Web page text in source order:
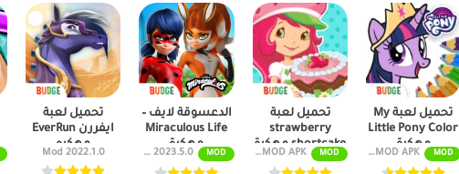
تحميل لعبة My
Little Pony Color
مهكرة
MOD v2024.1.0 MOD APK (مفتوح VIP)
تحميل لعبة
strawberry
shortcake مهكرة
2024
MOD v2023.2.0 MOD APK (مفتوحة كلها مدفوعة)
الدعسوقة لايف –
Miraculous Life
مهكرة
MOD MOD APK 2023.5.0 (أموال غير محدودة، فتح)
تحميل لعبة
ايفررن EverRun
مهكره
2022.1.0 Mod